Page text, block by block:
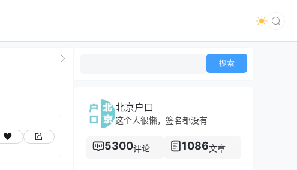
北京户口
这个人很懒，签名都没有
5300评论 1086文章